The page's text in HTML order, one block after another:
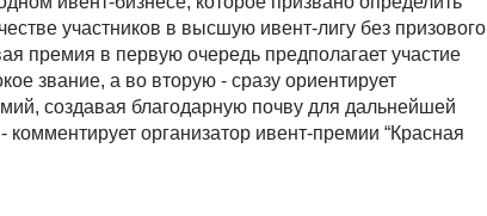
участников в высшую ивент-лигу без призового
премия в первую очередь предполагает участие
звание, а во вторую - сразу ориентирует
создавая благодарную почву для дальнейшей
организатор ивент-премии “Красная